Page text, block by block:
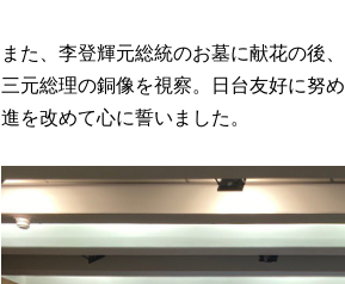
また、李登輝元総統のお墓に献花の後
三元総理の銅像を視察。日台友好に努
進を改めて心に誓いました。